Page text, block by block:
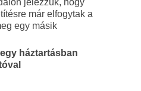
jelezzük, hogy
már elfogytak a
egy másik
háztartásban